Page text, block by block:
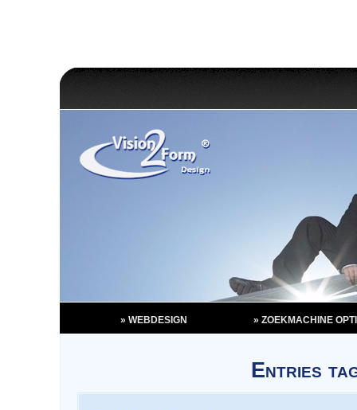
Entries
» WEBDESIGN » ZOEKMACHINE